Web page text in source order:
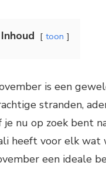
Inhoud toon
is een
stranden,
je nu op zoek bent
heeft voor elk wat
een ideale